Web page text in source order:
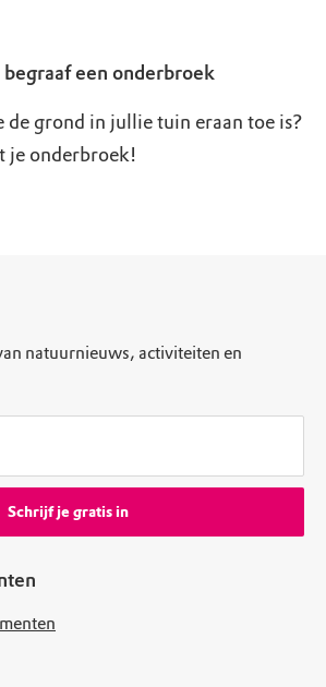
een onderbroek
grond in jullie tuin eraan toe is?
je onderbroek!
natuurnieuws, activiteiten en
Schrijf je gratis in